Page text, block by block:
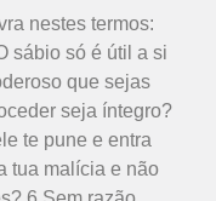
nestes termos:
sábio só é útil a si
que sejas
seja íntegro?
te pune e entra
tua malícia e não